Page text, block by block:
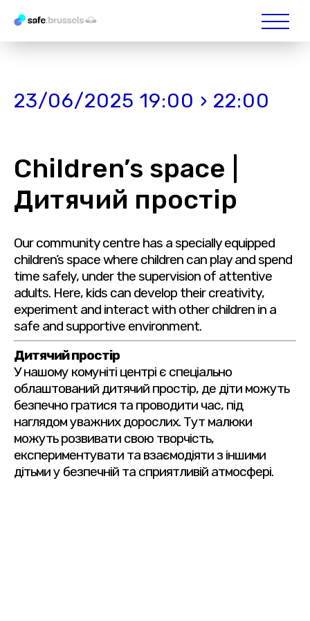
23/06/2025 19:00 › 22:00
Children’s space |
Дитячий простір
Our community centre has a specially equipped
children’s space where children can play and spend
time safely, under the supervision of attentive
adults. Here, kids can develop their creativity,
experiment and interact with other children in a
safe and supportive environment.
Дитячий простір
У нашому комуніті центрі є спеціально
облаштований дитячий простір, де діти можуть
безпечно гратися та проводити час, під
наглядом уважних дорослих. Тут малюки
можуть розвивати свою творчість,
експериментувати та взаємодіяти з іншими
дітьми у безпечній та сприятливій атмосфері.